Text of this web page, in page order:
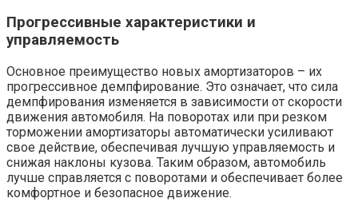
Прогрессивные характеристики и
управляемость
Основное преимущество новых амортизаторов – их
прогрессивное демпфирование. Это означает, что сила
демпфирования изменяется в зависимости от скорости
движения автомобиля. На поворотах или при резком
торможении амортизаторы автоматически усиливают
свое действие, обеспечивая лучшую управляемость и
снижая наклоны кузова. Таким образом, автомобиль
лучше справляется с поворотами и обеспечивает более
комфортное и безопасное движение.